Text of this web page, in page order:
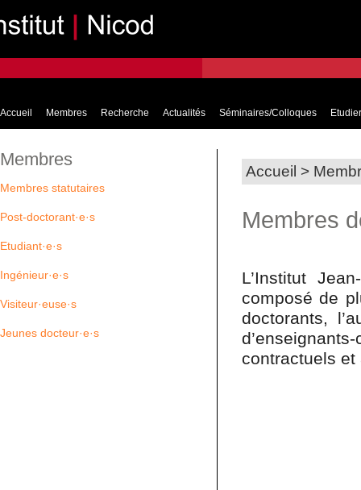
Accueil Membres Recherche Actualités Séminaires/Colloques
Accueil >
Membres
L’Institut
composé de
doctorants,
contractuels
Membres
Membres statutaires
Post-doctorant·e·s
Etudiant·e·s
Ingénieur·e·s
Visiteur·euse·s
Jeunes docteur·e·s